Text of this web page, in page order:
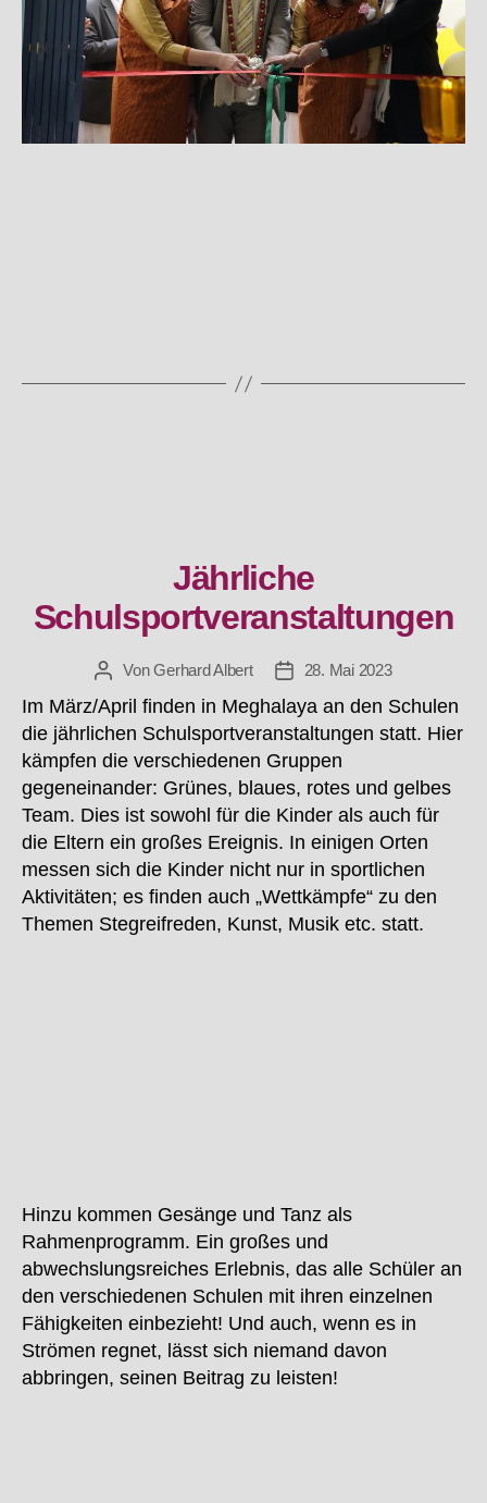
Kategorien
Jährliche
Schulsportveranstaltungen
Beitragsautor
VonGerhard Albert Beitragsdatum
28. Mai 2023
Im März/April finden in Meghalaya an den Schulen
die jährlichen Schulsportveranstaltungen statt. Hier
kämpfen die verschiedenen Gruppen
gegeneinander: Grünes, blaues, rotes und gelbes
Team. Dies ist sowohl für die Kinder als auch für
die Eltern ein großes Ereignis. In einigen Orten
messen sich die Kinder nicht nur in sportlichen
Aktivitäten; es finden auch „Wettkämpfe“ zu den
Themen Stegreifreden, Kunst, Musik etc. statt.
Hinzu kommen Gesänge und Tanz als
Rahmenprogramm. Ein großes und
abwechslungsreiches Erlebnis, das alle Schüler an
den verschiedenen Schulen mit ihren einzelnen
Fähigkeiten einbezieht! Und auch, wenn es in
Strömen regnet, lässt sich niemand davon
abbringen, seinen Beitrag zu leisten!